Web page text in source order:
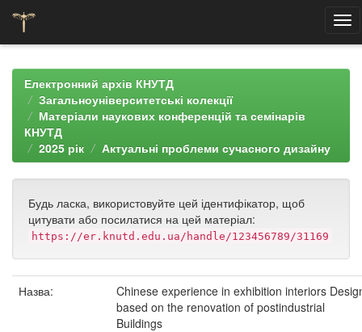
navigationЕлектронний архів КНУТД
Загальноуніверситетські колекції
Матеріали наукових конференцій та семінарів
КНУТД
2025 рік
Актуальні проблеми сучасного дизайну
Будь ласка, використовуйте цей ідентифікатор, щоб
цитувати або посилатися на цей матеріал:
https://er.knutd.edu.ua/handle/123456789/31169
Назва:
Chinese experience in exhibition interiors
based on the renovation of postindustrial
Buildings